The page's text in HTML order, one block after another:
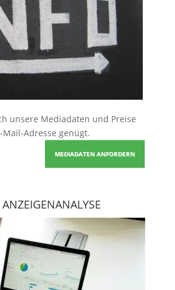
unsere Mediadaten und Preise
Mail-Adresse genügt.
MEDIADATEN ANFORDERN